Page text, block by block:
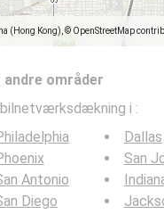
(Hong Kong), © OpenStreetMap
områder
i :
Antonio
Diego
Dallas
San